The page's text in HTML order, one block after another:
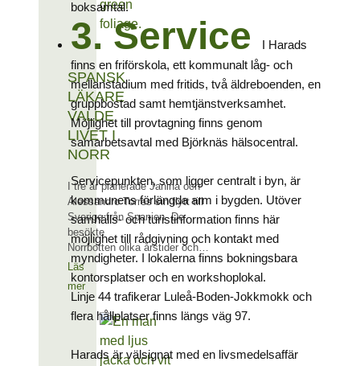
SPANSK
LÄKARE
VALDE
LIVET I
NORR
I tre år planerade Janina och
Alessandro Torres sin flytt till
Sverige från Spanien. De
besökte
Norrbotten olika årstider och…
Läs
mer
boksamtal.
3. Service
I Harads
finns en friförskola, ett kommunalt låg- och
mellanstadium med fritids, två äldreboenden, en
gruppbostad samt hemtjänstverksamhet.
Möjlighet till provtagning finns genom
samarbetsavtal med Björknäs hälsocentral.
Servicepunkten, som ligger centralt i byn, är
kommunens förlängda arm i bygden. Utöver
samhälls- och turistinformation finns här
möjlighet till rådgivning och kontakt med
myndigheter. I lokalerna finns bokningsbara
kontorsplatser och en workshoplokal.
Linje 44 trafikerar Luleå-Boden-Jokkmokk och
flera hållplatser finns längs väg 97.
Harads är välsignat med en livsmedelsaffär